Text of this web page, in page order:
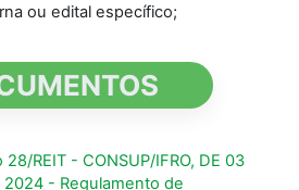
ou edital específico;
28/REIT - CONSUP/IFRO, DE 03
2024 - Regulamento de